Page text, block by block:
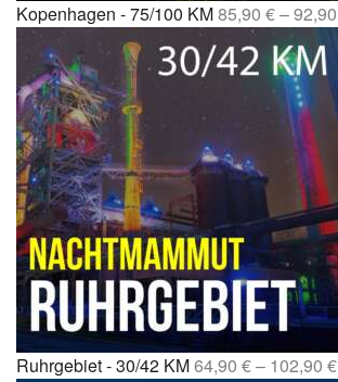
Kopenhagen - 75/100 KM85,90 €–92,90
Ruhrgebiet - 30/42 KM64,90 €– 102,90 €